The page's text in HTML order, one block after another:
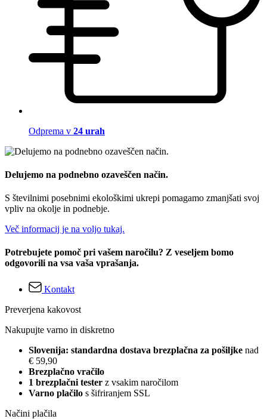
Odprema v 24 urah
Delujemo na podnebno ozaveščen način.
S številnimi posebnimi ekološkimi ukrepi pomagamo zmanjšati svoj
vpliv na okolje in podnebje.
Več informacij je na voljo tukaj.
Potrebujete pomoč pri vašem naročilu? Z veseljem bomo
odgovorili na vsa vaša vprašanja.
Kontakt
Preverjena kakovost
Nakupujte varno in diskretno
Slovenija: standardna dostava brezplačna za pošiljke nad
€ 59,90
Brezplačno vračilo
1 brezplačni tester z vsakim naročilom
Varno plačilo s šifriranjem SSL
Načini plačila